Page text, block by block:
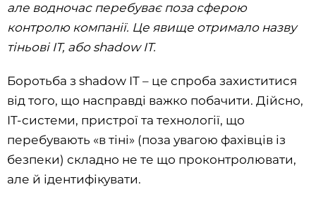
але водночас перебуває поза сферою
контролю компанії. Це явище отримало назву
тіньові IT, або shadow IT.
Боротьба з shadow IT – це спроба захиститися
від того, що насправді важко побачити. Дійсно,
IT-системи, пристрої та технології, що
перебувають «в тіні» (поза увагою фахівців із
безпеки) складно не те що проконтролювати,
але й ідентифікувати.